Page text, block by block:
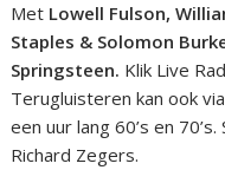
Met Lowell Fulson,
Staples & Solomon
Springsteen. Klik Live
Terugluisteren kan ook
een uur lang 60’s en
Richard Zegers.